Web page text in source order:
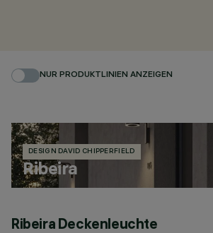
NUR PRODUKTLINIEN ANZEIGEN
DESIGN DAVID CHIPPERFIELD
Ribeira
Ribeira Deckenleuchte